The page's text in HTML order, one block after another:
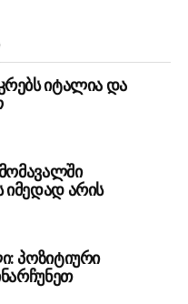
იტალია და
იმედად არის
პოზიტიური